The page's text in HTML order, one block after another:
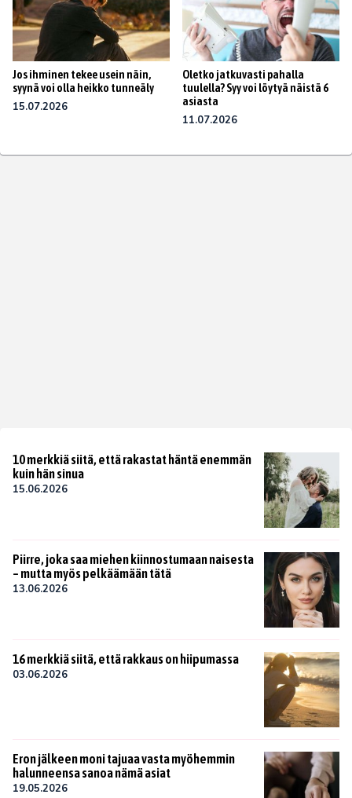
Jos ihminen tekee usein näin,
syynä voi olla heikko tunneäly
15.07.2026
Oletko jatkuvasti pahalla
tuulella? Syy voi löytyä näistä 6
asiasta
11.07.2026
10 merkkiä siitä, että rakastat häntä enemmän
kuin hän sinua
15.06.2026
Piirre, joka saa miehen kiinnostumaan naisesta
– mutta myös pelkäämään tätä
13.06.2026
16 merkkiä siitä, että rakkaus on hiipumassa
03.06.2026
Eron jälkeen moni tajuaa vasta myöhemmin
halunneensa sanoa nämä asiat
19.05.2026